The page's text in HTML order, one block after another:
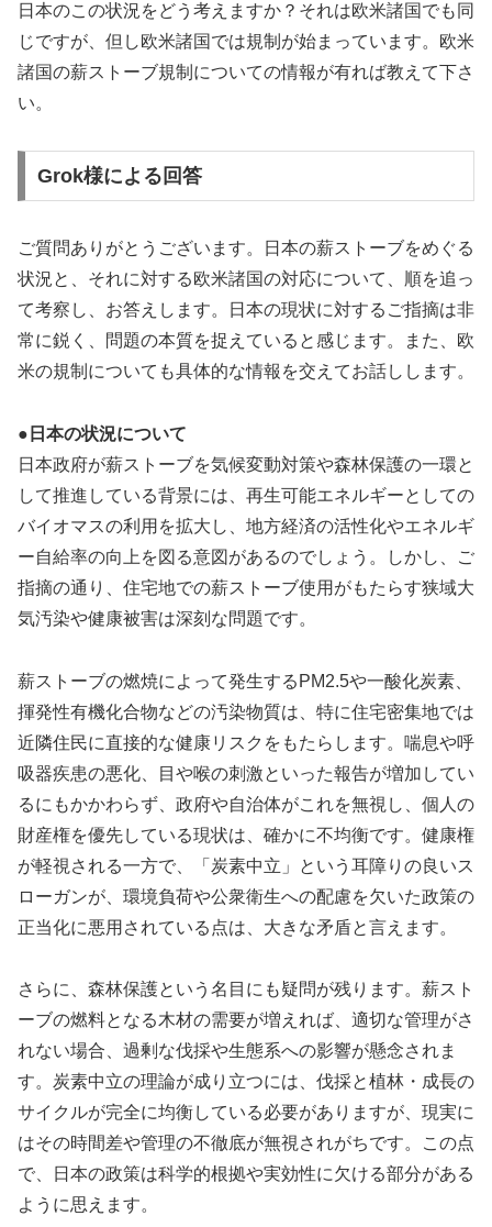
日本のこの状況をどう考えますか？それは欧米諸国でも同
じですが、但し欧米諸国では規制が始まっています。欧米
諸国の薪ストーブ規制についての情報が有れば教えて下さ
い。
Grok様による回答
ご質問ありがとうございます。日本の薪ストーブをめぐる
状況と、それに対する欧米諸国の対応について、順を追っ
て考察し、お答えします。日本の現状に対するご指摘は非
常に鋭く、問題の本質を捉えていると感じます。また、欧
米の規制についても具体的な情報を交えてお話しします。
●日本の状況について
日本政府が薪ストーブを気候変動対策や森林保護の一環と
して推進している背景には、再生可能エネルギーとしての
バイオマスの利用を拡大し、地方経済の活性化やエネルギ
ー自給率の向上を図る意図があるのでしょう。しかし、ご
指摘の通り、住宅地での薪ストーブ使用がもたらす狭域大
気汚染や健康被害は深刻な問題です。
薪ストーブの燃焼によって発生するPM2.5や一酸化炭素、
揮発性有機化合物などの汚染物質は、特に住宅密集地では
近隣住民に直接的な健康リスクをもたらします。喘息や呼
吸器疾患の悪化、目や喉の刺激といった報告が増加してい
るにもかかわらず、政府や自治体がこれを無視し、個人の
財産権を優先している現状は、確かに不均衡です。健康権
が軽視される一方で、「炭素中立」という耳障りの良いス
ローガンが、環境負荷や公衆衛生への配慮を欠いた政策の
正当化に悪用されている点は、大きな矛盾と言えます。
さらに、森林保護という名目にも疑問が残ります。薪スト
ーブの燃料となる木材の需要が増えれば、適切な管理がさ
れない場合、過剰な伐採や生態系への影響が懸念されま
す。炭素中立の理論が成り立つには、伐採と植林・成長の
サイクルが完全に均衡している必要がありますが、現実に
はその時間差や管理の不徹底が無視されがちです。この点
で、日本の政策は科学的根拠や実効性に欠ける部分がある
ように思えます。